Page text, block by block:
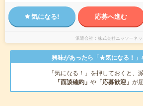
気になる! 応募へ進む
派遣会社 株式会社ニッソーネッ
興味があったら「★気になる！」
「気になる！」を押しておくと、
「面談確約」 や 「応募歓迎」 が